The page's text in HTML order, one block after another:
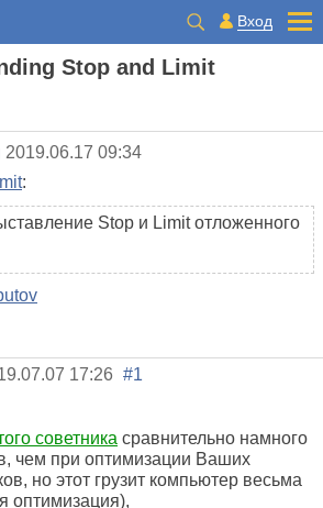
Вход
Stop and Limit
2019.06.17 09:34
:
Stop и Limit отложенного
17:26 #1
советника сравнительно намного
чем при оптимизации Ваших
но этот грузит компьютер весьма
оптимизация),